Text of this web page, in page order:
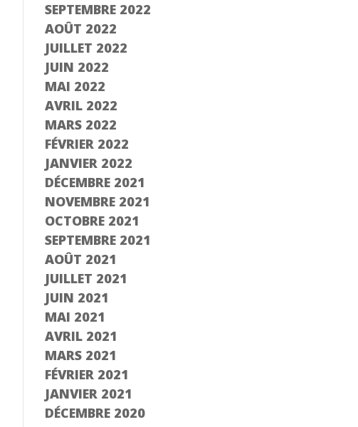
SEPTEMBRE 2022
AOÛT 2022
JUILLET 2022
JUIN 2022
MAI 2022
AVRIL 2022
MARS 2022
FÉVRIER 2022
JANVIER 2022
DÉCEMBRE 2021
NOVEMBRE 2021
OCTOBRE 2021
SEPTEMBRE 2021
AOÛT 2021
JUILLET 2021
JUIN 2021
MAI 2021
AVRIL 2021
MARS 2021
FÉVRIER 2021
JANVIER 2021
DÉCEMBRE 2020